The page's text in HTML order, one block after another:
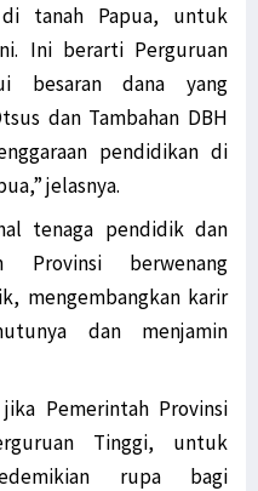
tanah Papua, untuk
Ini berarti Perguruan
besaran dana yang
dan Tambahan DBH
pendidikan di
jelasnya.
tenaga pendidik dan
Provinsi berwenang
mengembangkan karir
dan menjamin
Pemerintah Provinsi
Tinggi, untuk
rupa bagi